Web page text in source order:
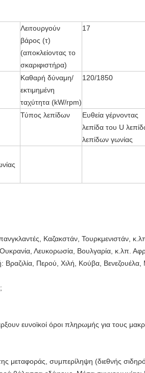
Λειτουργούν
βάρος (τ)
(αποκλείοντας το
σκαριφιστήρα)
17
Καθαρή δύναμη/
εκτιμημένη
ταχύτητα (kW/rpm)
120/1850
Τύπος λεπίδων
Ευθεία γέρνοντας
λεπίδα του U
λεπίδων γωνίας
Καζακστάν, Τουρκμενιστάν,
Λευκορωσία, Βουλγαρία, κ.λπ.
Βραζιλία, Περού, Χιλή, Κούβα,
ευνοϊκοί όροι πληρωμής για τους
μεταφοράς, συμπερίληψη (διεθνής